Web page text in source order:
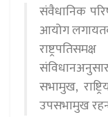
संवैधानिक
आयोग
संविधानअनुसार
सभामुख,
उपसभामुख